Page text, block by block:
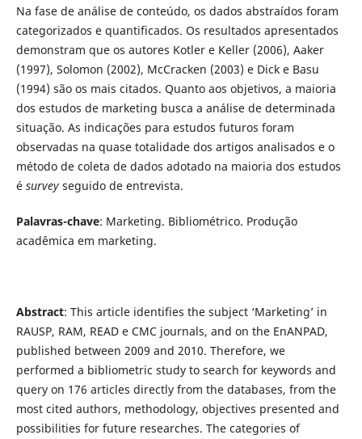
Na fase de análise de conteúdo, os dados abstraídos foram
categorizados e quantificados. Os resultados apresentados
demonstram que os autores Kotler e Keller (2006), Aaker
(1997), Solomon (2002), McCracken (2003) e Dick e Basu
(1994) são os mais citados. Quanto aos objetivos, a maioria
dos estudos de marketing busca a análise de determinada
situação. As indicações para estudos futuros foram
observadas na quase totalidade dos artigos analisados e o
método de coleta de dados adotado na maioria dos estudos
é surveyseguido de entrevista.
Palavras-chave: Marketing. Bibliométrico. Produção
acadêmica em marketing.
Abstract: This article identifies the subject ‘Marketing’ in
RAUSP, RAM, READ e CMC journals, and on the EnANPAD,
published between 2009 and 2010. Therefore, we
performed a bibliometric study to search for keywords and
query on 176 articles directly from the databases, from the
most cited authors, methodology, objectives presented and
possibilities for future researches. The categories of